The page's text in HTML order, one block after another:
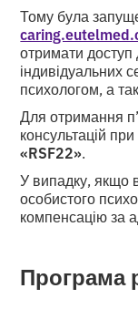
Тому була
отримати доступ
індивідуальних
психологом, а
Для отримання
консультацій
«RSF22».
У випадку, якщо
особистого
компенсацію за
Програма